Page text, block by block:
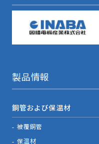
製品情報
銅管および保温材
被覆銅管
保温材